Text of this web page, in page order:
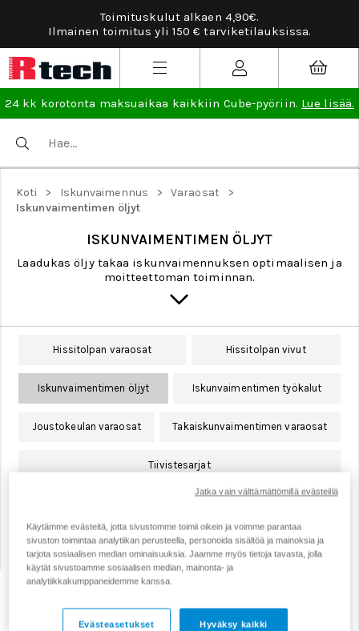
Toimituskulut alkaen 4,90€.
Ilmainen toimitus yli 150 € tarviketilauksissa.
24 kk korotonta maksuaikaa kaikkiin Cube-pyöriin. Lue lisää.
Koti > Iskunvaimennus > Varaosat >
Iskunvaimentimen öljyt
ISKUNVAIMENTIMEN ÖLJYT
Laadukas öljy takaa iskunvaimennuksen optimaalisen ja
moitteettoman toiminnan.
Hissitolpan varaosat Hissitolpan vivut
Iskunvaimentimen öljyt Iskunvaimentimen työkalut
Joustokeulan varaosat Takaiskunvaimentimen varaosat
Tiivistesarjat
Käytämme evästeitä, jotta sivustomme toimii oikein ja voimme parantaa
sivuston toimintaa analytiikan perusteella, personoida sisältöä ja mainoksia ja
tarjota sosiaalisen median ominaisuuksia. Jaamme myös tietoja tavasta, jolla
käytät sivustoamme sosiaalisen median, mainonta- ja
analytiikkakumppaneidemme kanssa.
Hyväksy kaikki
Evästeasetukset
Jatka vain välttämättömillä evästeillä